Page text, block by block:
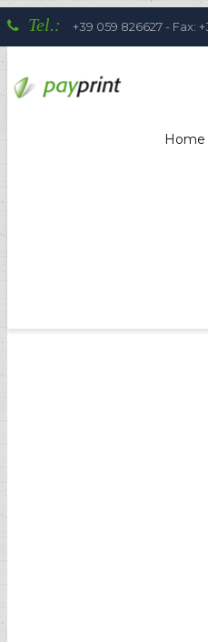
Tel.: +39 059 826627 - Fax:
Home
La competenza